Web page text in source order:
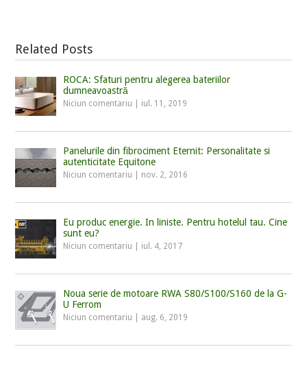
Related Posts
ROCA: Sfaturi pentru alegerea bateriilor
dumneavoastră
Niciun comentariu iul. 11, 2019
Panelurile din fibrociment Eternit: Personalitate si
autenticitate Equitone
Niciun comentariu nov. 2, 2016
Eu produc energie. In liniste. Pentru hotelul tau. Cine
sunt eu?
Niciun comentariu iul. 4, 2017
Noua serie de motoare RWA S80/S100/S160 de la G-
U Ferrom
Niciun comentariu aug. 6, 2019